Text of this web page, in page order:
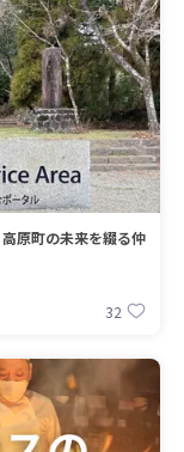
原町の未来を綴る仲
32